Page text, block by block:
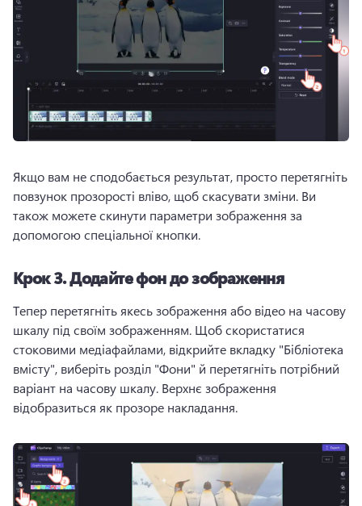
Якщо вам не сподобається результат, просто перетягніть
повзунок прозорості вліво, щоб скасувати зміни. Ви
також можете скинути параметри зображення за
допомогою спеціальної кнопки.
Крок 3.Додайте фон до зображення
Тепер перетягніть якесь зображення або відео на часову
шкалу під своїм зображенням. Щоб скористатися
стоковими медіафайлами, відкрийте вкладку "Бібліотека
вмісту", виберіть розділ "Фони" й перетягніть потрібний
варіант на часову шкалу. Верхнє зображення
відобразиться як прозоре накладання.